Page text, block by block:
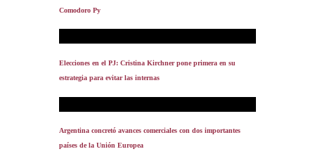
Comodoro Py
Elecciones en el PJ: Cristina Kirchner pone primera en su
estrategia para evitar las internas
Argentina concretó avances comerciales con dos importantes
países de la Unión Europea